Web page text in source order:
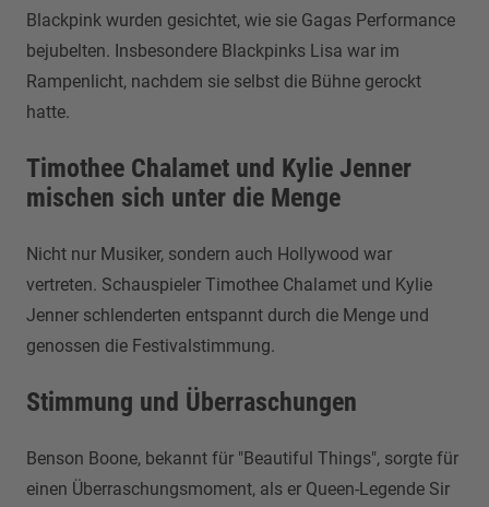
Blackpink wurden gesichtet, wie sie Gagas Performance
bejubelten. Insbesondere Blackpinks Lisa war im
Rampenlicht, nachdem sie selbst die Bühne gerockt
hatte.
Timothee Chalamet und Kylie Jenner
mischen sich unter die Menge
Nicht nur Musiker, sondern auch Hollywood war
vertreten. Schauspieler Timothee Chalamet und Kylie
Jenner schlenderten entspannt durch die Menge und
genossen die Festivalstimmung.
Stimmung und Überraschungen
Benson Boone, bekannt für "Beautiful Things", sorgte für
einen Überraschungsmoment, als er Queen-Legende Sir